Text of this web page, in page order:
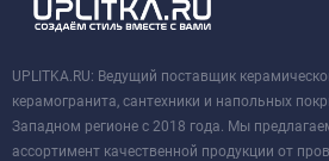
UPLITKA.RU: Ведущий поставщик
керамогранита, сантехники и напольных
Западном регионе с 2018 года. Мы
ассортимент качественной продукции от